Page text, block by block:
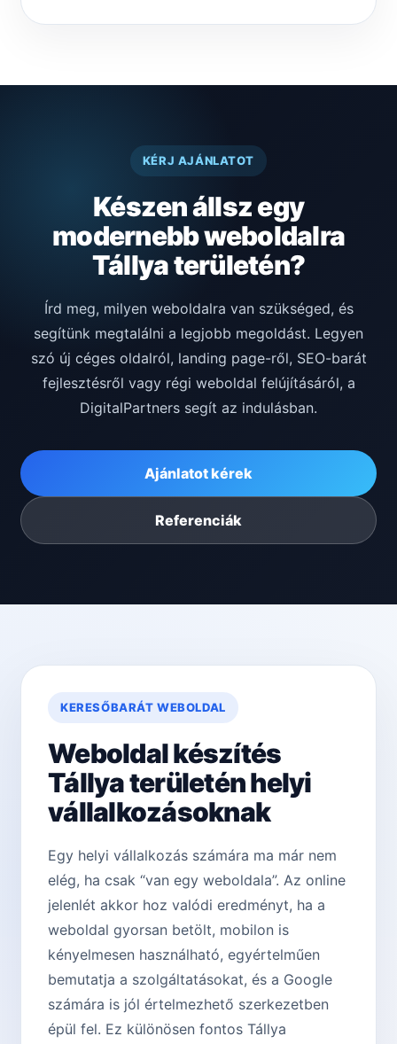
KÉRJ AJÁNLATOT
Készen állsz egy
modernebb weboldalra
Tállya területén?
Írd meg, milyen weboldalra van szükséged, és
segítünk megtalálni a legjobb megoldást. Legyen
szó új céges oldalról, landing page-ről, SEO-barát
fejlesztésről vagy régi weboldal felújításáról, a
DigitalPartners segít az indulásban.
Ajánlatot kérek
Referenciák
KERESŐBARÁT WEBOLDAL
Weboldal készítés
Tállya területén helyi
vállalkozásoknak
Egy helyi vállalkozás számára ma már nem
elég, ha csak “van egy weboldala”. Az online
jelenlét akkor hoz valódi eredményt, ha a
weboldal gyorsan betölt, mobilon is
kényelmesen használható, egyértelműen
bemutatja a szolgáltatásokat, és a Google
számára is jól értelmezhető szerkezetben
épül fel. Ez különösen fontos Tállya